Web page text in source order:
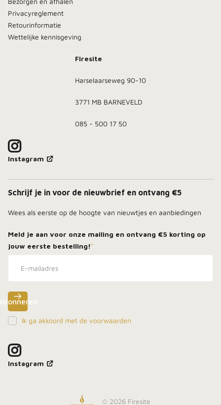
Privacyreglement
Retourinformatie
Wettelijke kennisgeving
Firesite
Harselaarseweg 90-10
3771 MB BARNEVELD
085 - 500 17 50
Instagram
Schrijf je in voor de nieuwbrief en ontvang €5
Wees als eerste op de hoogte van nieuwtjes en aanbiedingen
Meld je aan voor onze mailing en ontvang €5 korting op
jouw eerste bestelling!*
Ik ga akkoord met de voorwaarden
Instagram
© 2026 Firesite
Meld je aan, blijf dicht bij het vuur en ontdek als
eerste onze beste deals in je inbox.